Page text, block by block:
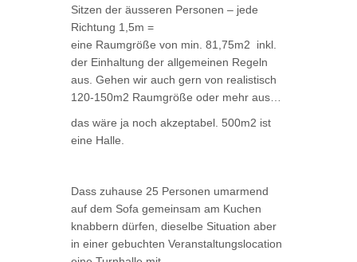
Sitzen der äusseren Personen – jede
Richtung 1,5m =
eine Raumgröße von min. 81,75m2 inkl.
der Einhaltung der allgemeinen Regeln
aus. Gehen wir auch gern von realistisch
120-150m2 Raumgröße oder mehr aus…
das wäre ja noch akzeptabel. 500m2 ist
eine Halle.
Dass zuhause 25 Personen umarmend
auf dem Sofa gemeinsam am Kuchen
knabbern dürfen, dieselbe Situation aber
in einer gebuchten Veranstaltungslocation